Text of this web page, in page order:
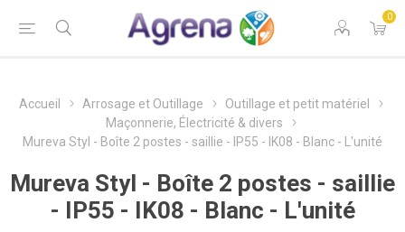
0
Accueil Arrosage et Outillage
Outillage et petit matériel
Maçonnerie, Électricité & divers
Mureva Styl - Boîte 2 postes - saillie - IP55 - IK08 - Blanc - L'unité
Mureva Styl - Boîte 2 postes - saillie
- IP55 - IK08 - Blanc - L'unité